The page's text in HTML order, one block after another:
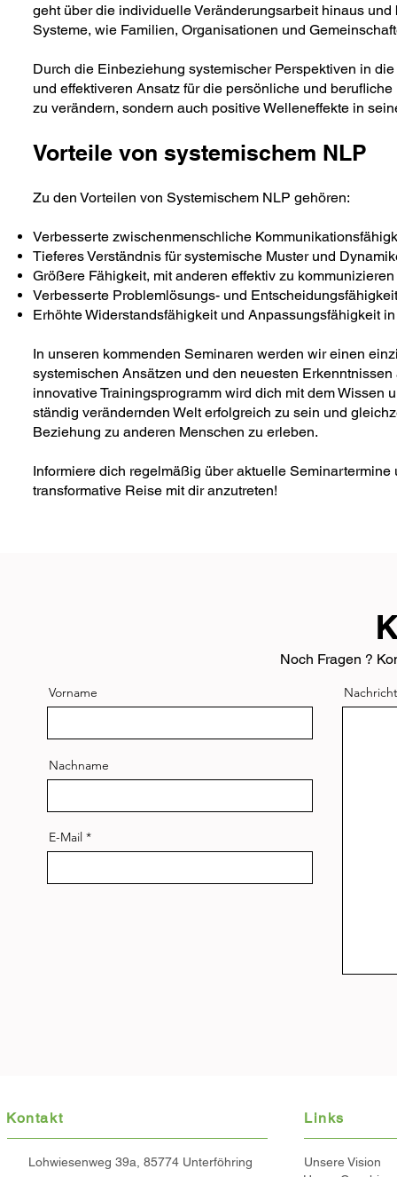
geht über die individuelle Veränderungsarbeit hinaus
Systeme, wie Familien, Organisationen und
Durch die Einbeziehung systemischer Perspektiven in
und effektiveren Ansatz für die persönliche und
zu verändern, sondern auch positive Welleneffekte in
Vorteile von systemischem NLP
Zu den Vorteilen von Systemischem NLP gehören:
Verbesserte zwischenmenschliche
Tieferes Verständnis für systemische Muster und
Größere Fähigkeit, mit anderen effektiv zu
Verbesserte Problemlösungs- und
Erhöhte Widerstandsfähigkeit und Anpassungsfähigkeit
In unseren kommenden Seminaren werden wir einen
systemischen Ansätzen und den neuesten
innovative Trainingsprogramm wird dich mit dem Wissen
ständig verändernden Welt erfolgreich zu sein und
Beziehung zu anderen Menschen zu erleben.
Informiere dich regelmäßig über aktuelle
transformative Reise mit dir anzutreten!
Noch Fragen ?
Vorname
Nachname
E-Mail
Nachricht
Kontakt
Lohwiesenweg 39a, 85774 Unterföhring
Links
Unsere Vision